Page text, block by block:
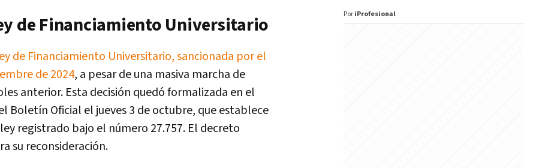
de Financiamiento Universitario
de Financiamiento Universitario, sancionada por el
de 2024, a pesar de una masiva marcha de
anterior. Esta decisión quedó formalizada en el
Boletín Oficial el jueves 3 de octubre, que establece
registrado bajo el número 27.757. El decreto
su reconsideración.
Por iProfesional